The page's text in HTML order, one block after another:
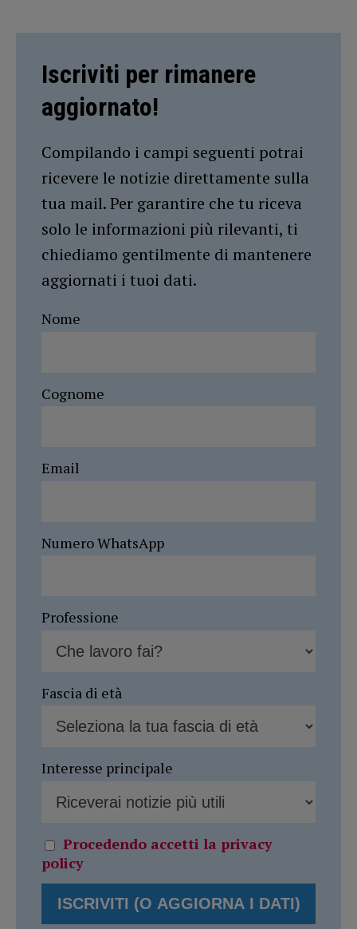
Iscriviti per rimanere
aggiornato!
Compilando i campi seguenti potrai
ricevere le notizie direttamente sulla
tua mail. Per garantire che tu riceva
solo le informazioni più rilevanti, ti
chiediamo gentilmente di mantenere
aggiornati i tuoi dati.
Nome
Cognome
Email
Numero WhatsApp
Professione
Fascia di età
Interesse principale
Procedendo accetti la privacy
policy